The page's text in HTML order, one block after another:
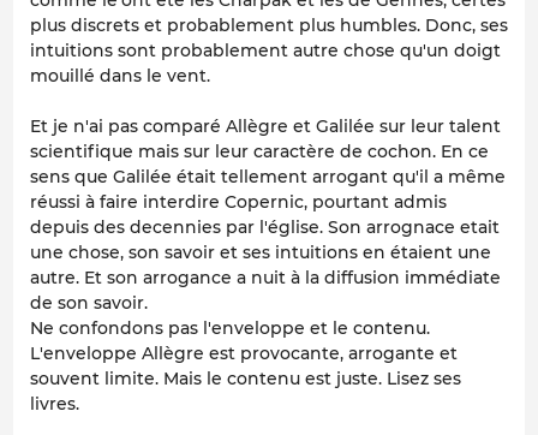
plus discrets et probablement plus humbles. Donc, ses
intuitions sont probablement autre chose qu'un doigt
mouillé dans le vent.
Et je n'ai pas comparé Allègre et Galilée sur leur talent
scientifique mais sur leur caractère de cochon. En ce
sens que Galilée était tellement arrogant qu'il a même
réussi à faire interdire Copernic, pourtant admis
depuis des decennies par l'église. Son arrognace etait
une chose, son savoir et ses intuitions en étaient une
autre. Et son arrogance a nuit à la diffusion immédiate
de son savoir.
Ne confondons pas l'enveloppe et le contenu.
L'enveloppe Allègre est provocante, arrogante et
souvent limite. Mais le contenu est juste. Lisez ses
livres.